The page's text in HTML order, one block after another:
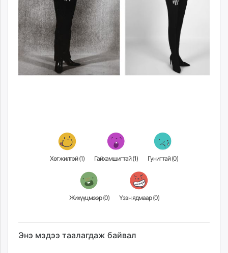
Хөгжилтэй (1) Гайхамшигтай (1) Гунигтай (0)
Жихүүцмээр (0) Үзэн ядмаар (0)
Энэ мэдээ таалагдаж байвал